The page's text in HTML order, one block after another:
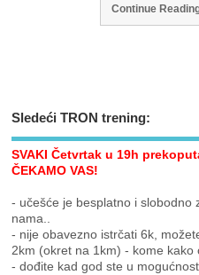
Continue
Sledeći TRON trening:
SVAKI Četvrtak u 19h
ČEKAMO VAS!
- učešće je besplatno i slobodno
nama..
- nije obavezno istrčati 6k,
2km (okret na 1km) - kome kako
- dođite kad god ste u